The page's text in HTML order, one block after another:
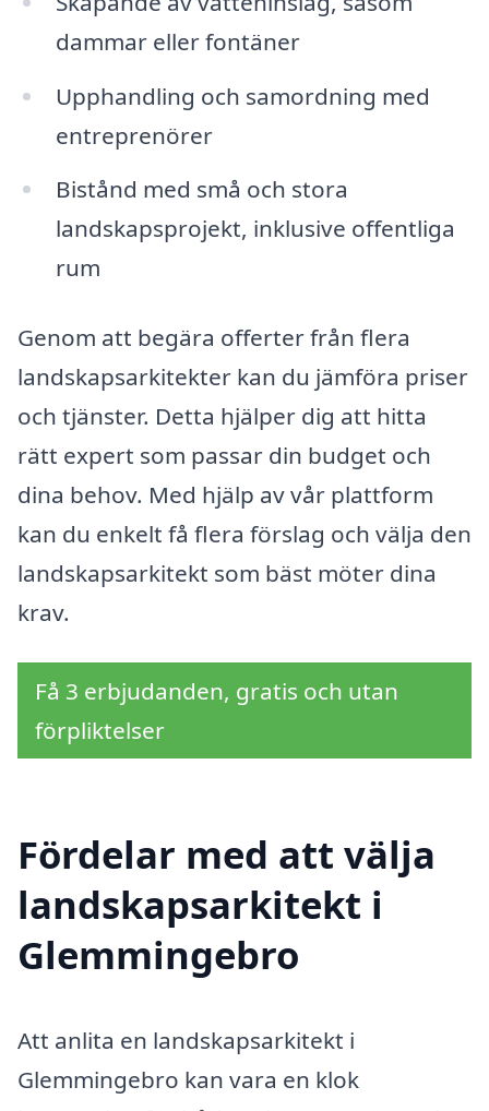
dammar eller fontäner
Upphandling och samordning med
entreprenörer
Bistånd med små och stora
landskapsprojekt, inklusive offentliga
rum
Genom att begära offerter från flera
landskapsarkitekter kan du jämföra priser
och tjänster. Detta hjälper dig att hitta
rätt expert som passar din budget och
dina behov. Med hjälp av vår plattform
kan du enkelt få flera förslag och välja den
landskapsarkitekt som bäst möter dina
krav.
Få 3 erbjudanden, gratis och utan
förpliktelser
Fördelar med att välja
landskapsarkitekt i
Glemmingebro
Att anlita en landskapsarkitekt i
Glemmingebro kan vara en klok